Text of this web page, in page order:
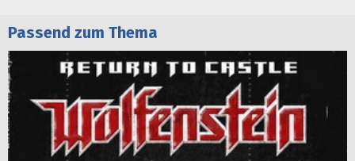
Passend zum Thema